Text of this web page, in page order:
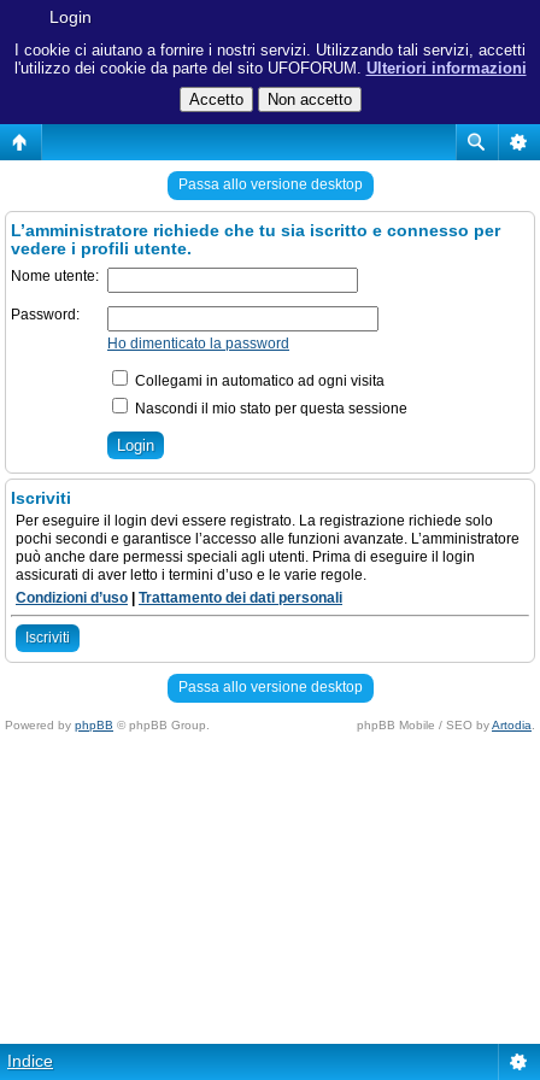
I cookie ci aiutano a fornire i nostri servizi. Utilizzando tali servizi, accetti
l'utilizzo dei cookie da parte del sito UFOFORUM. Ulteriori informazioni
Login
Passa allo versione desktop
L’amministratore richiede che tu sia iscritto e connesso per
vedere i profili utente.
Nome utente:
Password:
Ho dimenticato la password
Collegami in automatico ad ogni visita
Nascondi il mio stato per questa sessione
Iscriviti
Per eseguire il login devi essere registrato. La registrazione richiede solo
pochi secondi e garantisce l’accesso alle funzioni avanzate. L’amministratore
può anche dare permessi speciali agli utenti. Prima di eseguire il login
assicurati di aver letto i termini d’uso e le varie regole.
Condizioni d’uso
Trattamento dei dati personali
Iscriviti
Passa allo versione desktop
Powered by phpBB © phpBB Group. phpBB Mobile / SEO byArtodia
Indice